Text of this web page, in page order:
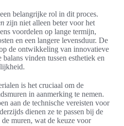
belangrijke rol in dit proces.
zijn niet alleen beter voor het
voordelen op lange termijn,
en een langere levensduur. De
de ontwikkeling van innovatieve
vinden tussen esthetiek en
is het cruciaal om de
in aanmerking te nemen.
aan de technische vereisten voor
dienen ze te passen bij de
muren, wat de keuze voor